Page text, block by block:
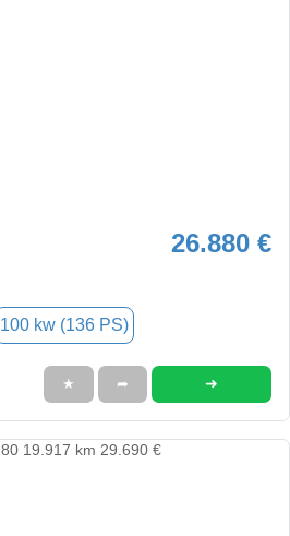
26.880 €
100 kw (136 PS)
★ ➦ ➜